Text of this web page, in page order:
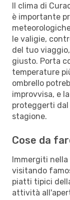
Il clima di
è importante
le valigie,
del tuo
giusto. Porta
temperature
ombrello
improvvisa, e
proteggerti
stagione.
Cose da
Immergiti
visitando
piatti tipici
attività